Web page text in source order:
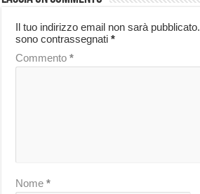
Il tuo indirizzo email non sarà pubblicato.
sono contrassegnati*
Commento*
Nome*